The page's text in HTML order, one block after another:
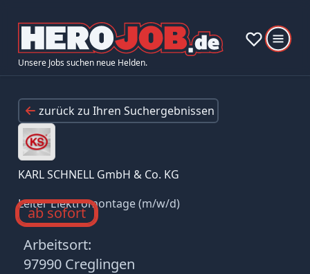
Unsere Jobs suchen neue Helden.
zurück zu Ihren Suchergebnissen
KARL SCHNELL GmbH & Co. KG
Leiter Elektromontage (m/w/d)
ab sofort
Arbeitsort:
97990 Creglingen